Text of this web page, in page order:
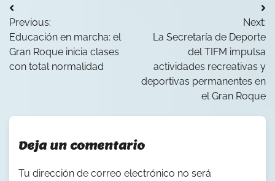
Navegación
de
entradas
Previous:
Educación en marcha: el
Gran Roque inicia clases
con total normalidad
Next:
La Secretaría de Deporte
del TIFM impulsa
actividades recreativas y
deportivas permanentes en
el Gran Roque
Deja un comentario
Tu dirección de correo electrónico no será